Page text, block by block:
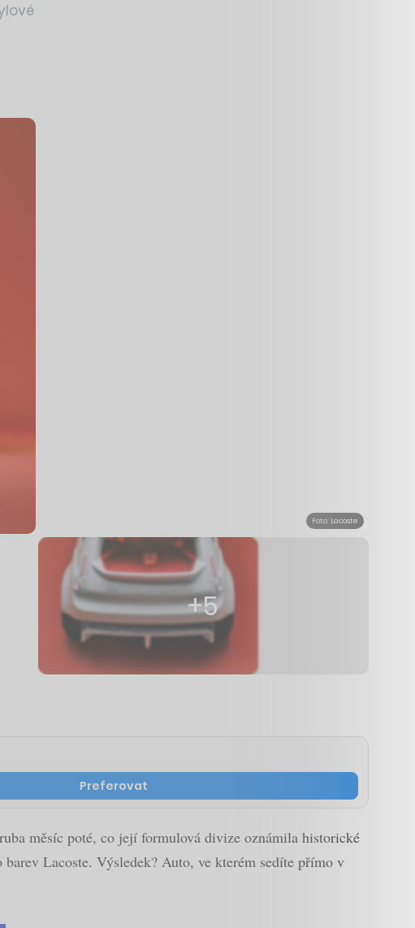
Foto: Lacoste
+5
Preferovat
měsíc poté, co její formulová divize oznámila historické
Lacoste. Výsledek? Auto, ve kterém sedíte přímo v